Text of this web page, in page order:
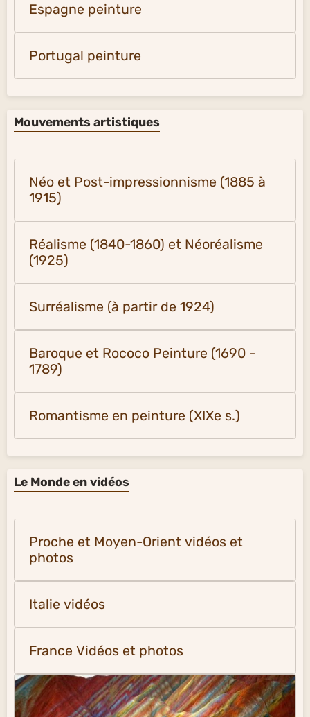
Espagne peinture
Portugal peinture
Mouvements artistiques
Néo et Post-impressionnisme (1885 à
1915)
Réalisme (1840-1860) et Néoréalisme
(1925)
Surréalisme (à partir de 1924)
Baroque et Rococo Peinture (1690 -
1789)
Romantisme en peinture (XIXe s.)
Le Monde en vidéos
Proche et Moyen-Orient vidéos et
photos
Italie vidéos
France Vidéos et photos